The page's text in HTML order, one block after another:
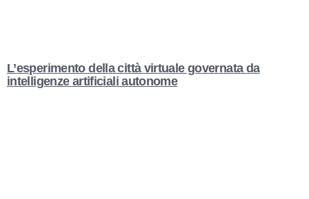
L’esperimento della città virtuale governata da
intelligenze artificiali autonome